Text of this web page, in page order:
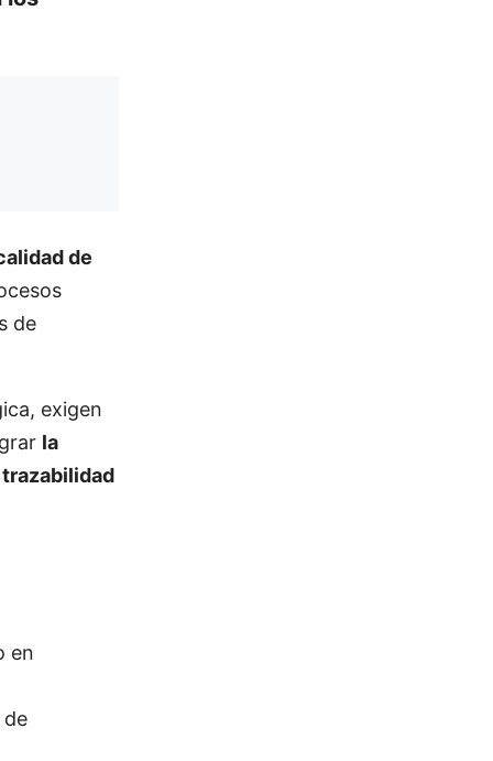
de
de
exigen
la
en
de